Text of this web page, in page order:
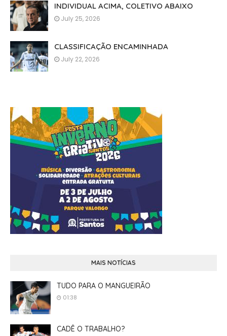
INDIVIDUAL ACIMA, COLETIVO ABAIXO
July 25, 2026
CLASSIFICAÇÃO ENCAMINHADA
July 22, 2026
MAIS NOTÍCIAS
TUDO PARA O MANGUEIRÃO
01:38
CADÊ O TRABALHO?